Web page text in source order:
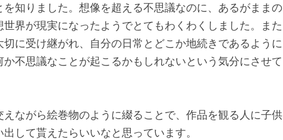
知りました。想像を超える不思議なのに、あるがままの
界が現実になったようでとてもわくわくしました。また
に受け継がれ、自分の日常とどこか地続きであるように
不思議なことが起こるかもしれないという気分にさせて
ながら絵巻物のように綴ることで、作品を観る人に子供
して貰えたらいいなと思っています。